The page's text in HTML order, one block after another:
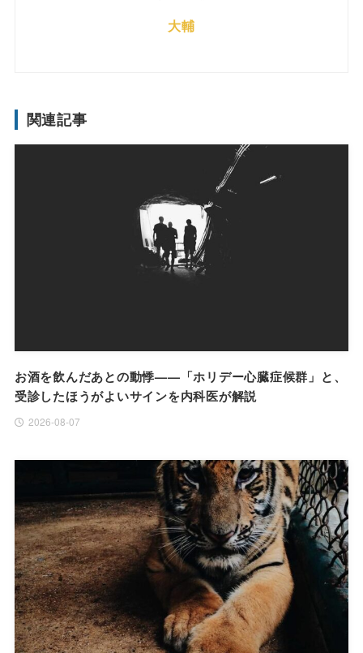
大輔
関連記事
お酒を飲んだあとの動悸——「ホリデー心臓症候群」と、
受診したほうがよいサインを内科医が解説
2026-08-07